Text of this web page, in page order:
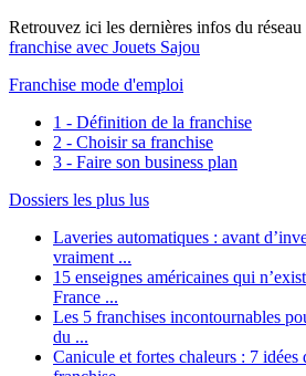
Retrouvez ici les dernières infos du
franchise avec Jouets Sajou
Franchise mode d'emploi
1 - Définition de la franchise
2 - Choisir sa franchise
3 - Faire son business plan
Dossiers les plus lus
Laveries automatiques : avant
vraiment ...
15 enseignes américaines qui
France ...
Les 5 franchises incontournables
du ...
Canicule et fortes chaleurs : 7 idées